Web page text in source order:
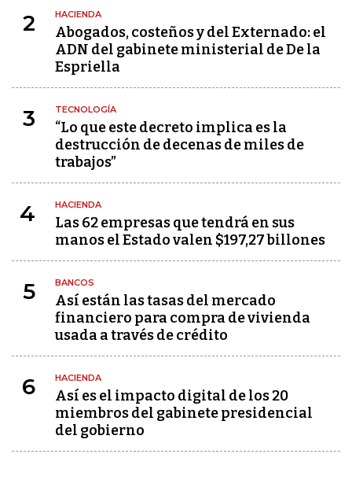
2 HACIENDA
Abogados, costeños y del Externado: el
ADN del gabinete ministerial de De la
Espriella
3 TECNOLOGÍA
“Lo que este decreto implica es la
destrucción de decenas de miles de
trabajos”
4 HACIENDA
Las 62 empresas que tendrá en sus
manos el Estado valen $197,27 billones
5 BANCOS
Así están las tasas del mercado
financiero para compra de vivienda
usada a través de crédito
6 HACIENDA
Así es el impacto digital de los 20
miembros del gabinete presidencial
del gobierno